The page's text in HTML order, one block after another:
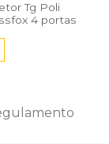
Tg Poli
4 portas